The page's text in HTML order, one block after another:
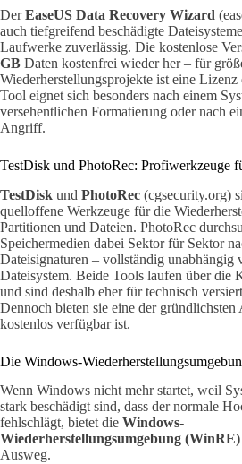
DerEaseUS Data Recovery Wizard
auch tiefgreifend beschädigte
Laufwerke zuverlässig. Die kostenlose
GB Daten kostenfrei wieder her – für
Wiederherstellungsprojekte ist eine
Tool eignet sich besonders nach einem
versehentlichen Formatierung oder nach
Angriff.
TestDisk und PhotoRec: Profiwerkzeuge
TestDisk und PhotoRec (cgsecurity.org)
quelloffene Werkzeuge für die
Partitionen und Dateien. PhotoRec
Speichermedien dabei Sektor für Sektor
Dateisignaturen – vollständig unabhängig
Dateisystem. Beide Tools laufen über die
und sind deshalb eher für technisch
Dennoch bieten sie eine der gründlichsten
kostenlos verfügbar ist.
Die Windows-
Wenn Windows nicht mehr startet, weil
stark beschädigt sind, dass der normale
fehlschlägt, bietet die Windows-
Wiederherstellungsumgebung (WinRE)
Ausweg.